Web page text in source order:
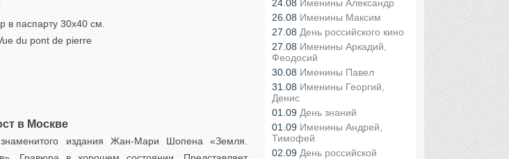
в паспарту 30х40 см.
du pont de pierre
в Москве
издания Жан-Мари Шопена «Земля.
24.08 Именины Александр
26.08 Именины Максим
27.08 День российского кино
27.08 Именины Аркадий,
Феодосий
30.08 Именины Павел
31.08 Именины Георгий,
Денис
01.09 День знаний
01.09 Именины Андрей,
Тимофей
02.09 День российской